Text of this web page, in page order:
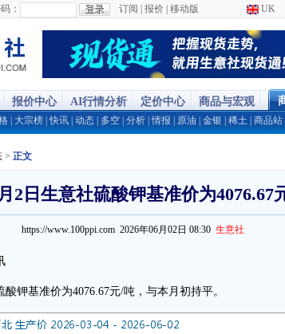
： 订阅 报价 移动版 UK
报价中心 AI行情分析 定价中心 商品与宏观
大宗榜 |快讯 动态 多空 分析 |情报 原油 金银 稀土 商品站
> 正文
2日生意社硫酸钾基准价为4076.67
https://www.100ppi.com 2026年06月02日 08:30 生意社
钾基准价为4076.67元/吨，与本月初持平。